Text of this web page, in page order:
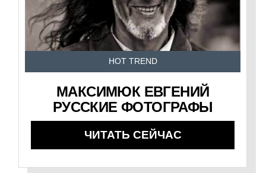
HOT TREND
МАКСИМЮК ЕВГЕНИЙ
РУССКИЕ ФОТОГРАФЫ
ЧИТАТЬ СЕЙЧАС